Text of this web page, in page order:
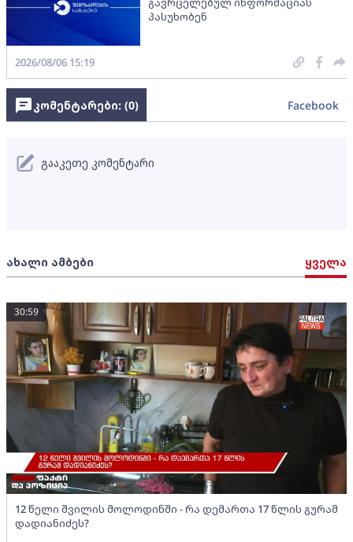
პასუხობენ
2026/08/06 15:19
ახალი ამბები ყველა
12 წელი შვილის მოლოდინში - რა დემართა 17 წლის გურამ
დადიანიძეს?
30:59
კომენტარები: (0) Facebook
გააკეთე კომენტარი